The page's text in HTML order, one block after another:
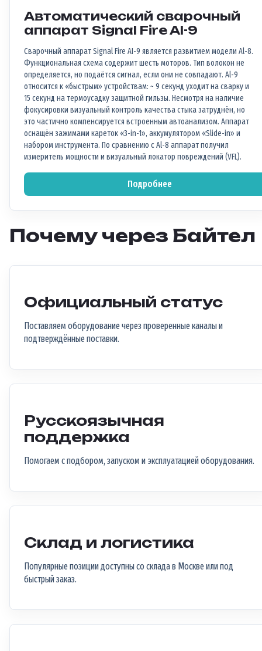
Автоматический сварочный
аппарат Signal Fire AI-9
Сварочный аппарат Signal Fire AI-9 является развитием модели Al-8.
Функциональная схема содержит шесть моторов. Тип волокон не
определяется, но подаётся сигнал, если они не совпадают. Al-9
относится к «быстрым» устройствам: ~ 9 секунд уходит на сварку и
15 секунд на термоусадку защитной гильзы. Несмотря на наличие
фокусировки визуальный контроль качества стыка затруднён, но
это частично компенсируется встроенным автоанализом. Аппарат
оснащён зажимами кареток «3-in-1», аккумулятором «Slide-in» и
набором инструмента. По сравнению с Al-8 аппарат получил
измеритель мощности и визуальный локатор повреждений (VFL).
Подробнее
Почему через Байтел
Официальный статус
Поставляем оборудование через проверенные каналы и
подтверждённые поставки.
Русскоязычная
поддержка
Помогаем с подбором, запуском и эксплуатацией оборудования.
Склад и логистика
Популярные позиции доступны со склада в Москве или под
быстрый заказ.